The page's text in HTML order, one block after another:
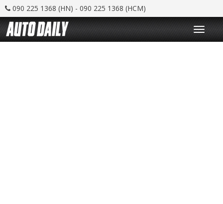
090 225 1368 (HN) - 090 225 1368 (HCM)
T
o
g